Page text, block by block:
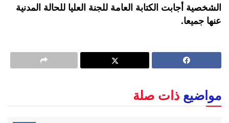
الشخصية أجابت الكتابة العامة للجنة العليا للحالة المدنية
عنها جميعا.
مواضيع ذات صلة